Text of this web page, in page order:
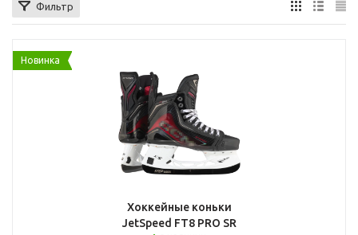
Фильтр
Новинка
Хоккейные коньки
JetSpeed FT8 PRO SR